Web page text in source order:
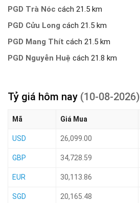
PGD Trà Nóc cách 21.5 km
PGD Cửu Long cách 21.5 km
PGD Mang Thít cách 21.5 km
PGD Nguyễn Huệ cách 21.8 km
Tỷ giá hôm nay (10-08-2026)
Mã Giá Mua
USD 26,099.00
GBP 34,728.59
EUR 30,113.86
SGD 20,165.48